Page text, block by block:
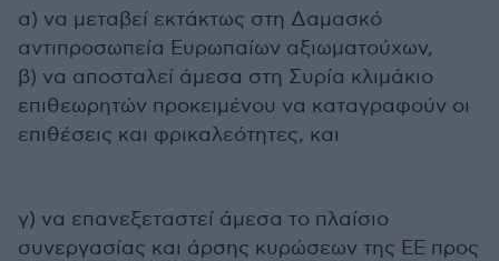
α) να μεταβεί εκτάκτως στη Δαμασκό
αντιπροσωπεία Ευρωπαίων αξιωματούχων,
β) να αποσταλεί άμεσα στη Συρία κλιμάκιο
επιθεωρητών προκειμένου να καταγραφούν οι
επιθέσεις και φρικαλεότητες, και
γ) να επανεξεταστεί άμεσα το πλαίσιο
συνεργασίας και άρσης κυρώσεων της ΕΕ προς